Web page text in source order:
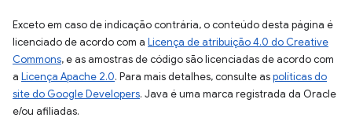
Exceto em caso de indicação contrária, o conteúdo desta página é
licenciado de acordo com a Licença de atribuição 4.0 do Creative
Commons, e as amostras de código são licenciadas de acordo com
a Licença Apache 2.0. Para mais detalhes, consulte aspolíticas do
site do Google Developers. Java é uma marca registrada da Oracle
e/ou afiliadas.